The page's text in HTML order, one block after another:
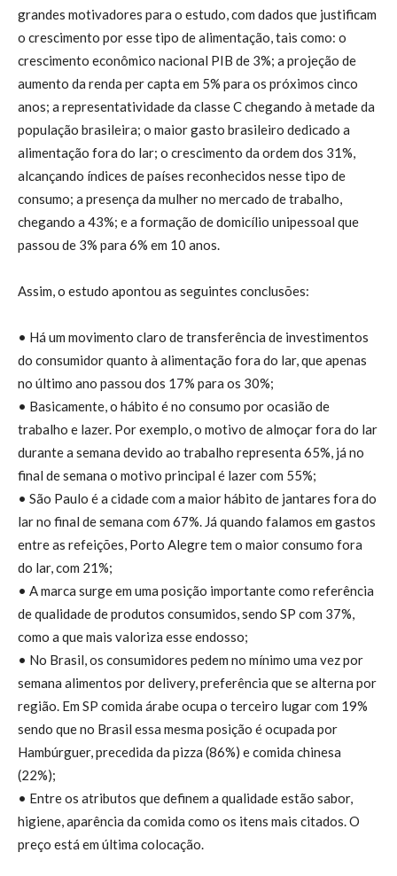
grandes motivadores para o estudo, com dados que justificam
o crescimento por esse tipo de alimentação, tais como: o
crescimento econômico nacional PIB de 3%; a projeção de
aumento da renda per capta em 5% para os próximos cinco
anos; a representatividade da classe C chegando à metade da
população brasileira; o maior gasto brasileiro dedicado a
alimentação fora do lar; o crescimento da ordem dos 31%,
alcançando índices de países reconhecidos nesse tipo de
consumo; a presença da mulher no mercado de trabalho,
chegando a 43%; e a formação de domicílio unipessoal que
passou de 3% para 6% em 10 anos.
Assim, o estudo apontou as seguintes conclusões:
• Há um movimento claro de transferência de investimentos
do consumidor quanto à alimentação fora do lar, que apenas
no último ano passou dos 17% para os 30%;
• Basicamente, o hábito é no consumo por ocasião de
trabalho e lazer. Por exemplo, o motivo de almoçar fora do lar
durante a semana devido ao trabalho representa 65%, já no
final de semana o motivo principal é lazer com 55%;
• São Paulo é a cidade com a maior hábito de jantares fora do
lar no final de semana com 67%. Já quando falamos em gastos
entre as refeições, Porto Alegre tem o maior consumo fora
do lar, com 21%;
• A marca surge em uma posição importante como referência
de qualidade de produtos consumidos, sendo SP com 37%,
como a que mais valoriza esse endosso;
• No Brasil, os consumidores pedem no mínimo uma vez por
semana alimentos por delivery, preferência que se alterna por
região. Em SP comida árabe ocupa o terceiro lugar com 19%
sendo que no Brasil essa mesma posição é ocupada por
Hambúrguer, precedida da pizza (86%) e comida chinesa
(22%);
• Entre os atributos que definem a qualidade estão sabor,
higiene, aparência da comida como os itens mais citados. O
preço está em última colocação.